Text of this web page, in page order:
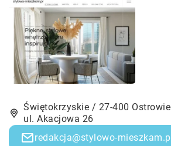
Świętokrzyskie / 27-400
ul. Akacjowa 26
redakcja@stylowo-